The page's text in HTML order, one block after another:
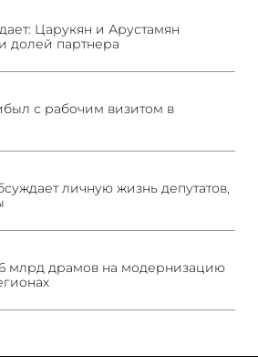
Царукян и Арустамян
долей партнера
с рабочим визитом в
личную жизнь депутатов,
млрд драмов на модернизацию